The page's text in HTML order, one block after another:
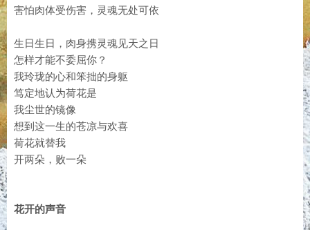
害怕肉体受伤害，灵魂无处可依
生日生日，肉身携灵魂见天之日
怎样才能不委屈你？
我玲珑的心和笨拙的身躯
笃定地认为荷花是
我尘世的镜像
想到这一生的苍凉与欢喜
荷花就替我
开两朵，败一朵
花开的声音